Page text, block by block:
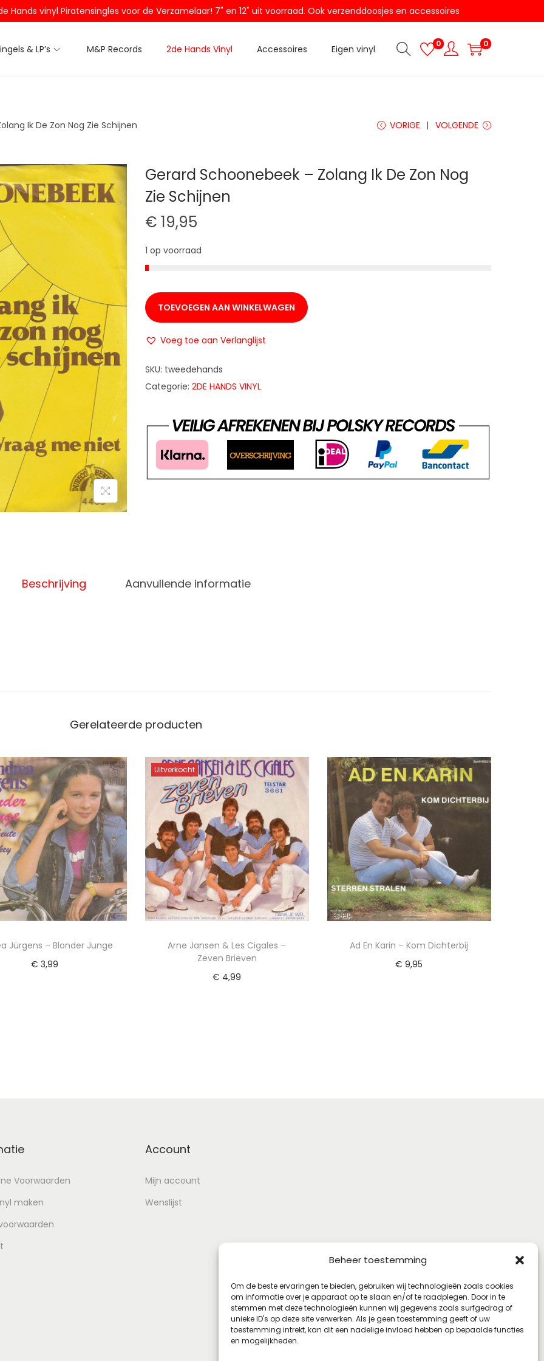
Beheer toestemming
Om de beste ervaringen te bieden, gebruiken wij technologieën zoals cookies
om informatie over je apparaat op te slaan en/of te raadplegen. Door in te
stemmen met deze technologieën kunnen wij gegevens zoals surfgedrag of
unieke ID's op deze site verwerken. Als je geen toestemming geeft of uw
toestemming intrekt, kan dit een nadelige invloed hebben op bepaalde functies
en mogelijkheden.
Hands vinyl Piratensingles voor de Verzamelaar! 7" en 12" uit voorraad. Ook verzenddoosjes en accessoires
& LP’s M&P Records 2de Hands Vinyl Accessoires Eigen vinyl 0 0
Ik De Zon Nog Zie Schijnen VORIGE VOLGENDE
Gerard Schoonebeek – Zolang Ik De Zon Nog
Zie Schijnen
€ 19,95
1 op voorraad
TOEVOEGEN AAN WINKELWAGEN
Voeg toe aan Verlanglijst
SKU: tweedehands
Categorie: 2DE HANDS VINYL
Beschrijving Aanvullende informatie
Gerelateerde producten
Jürgens – Blonder Junge
€ 3,99
Uitverkocht
Arne Jansen & Les Cigales –
Zeven Brieven
€ 4,99
Ad En Karin – Kom Dichterbij
€ 9,95
Voorwaarden
maken
Account
Mijn account
Wenslijst